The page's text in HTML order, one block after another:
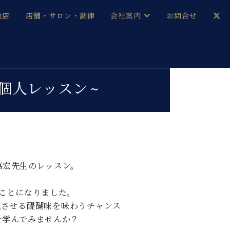
店 店舗・サロン・調律 会社案内 お問合せ
人レッスン~
先生のレッスン。
とになりました。
せる醍醐味を味わうチャンス
んでみませんか？